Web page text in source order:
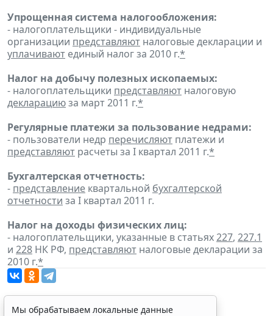
Упрощенная система налогообложения:
- налогоплательщики - индивидуальные
организации представляют налоговые декларации и
уплачивают единый налог за 2010 г.*
Налог на добычу полезных ископаемых:
- налогоплательщики представляют налоговую
декларациюза март 2011 г.*
Регулярные платежи за пользование недрами:
- пользователи недр перечисляют платежи и
представляют расчеты за I квартал 2011 г.*
Бухгалтерская отчетность:
- представление квартальной бухгалтерской
отчетности за I квартал 2011 г.
Налог на доходы физических лиц:
- налогоплательщики, указанные в статьях227, 227.1
и 228 НК РФ, представляют налоговые декларации за
2010 г.*
Мы обрабатываем локальные данные